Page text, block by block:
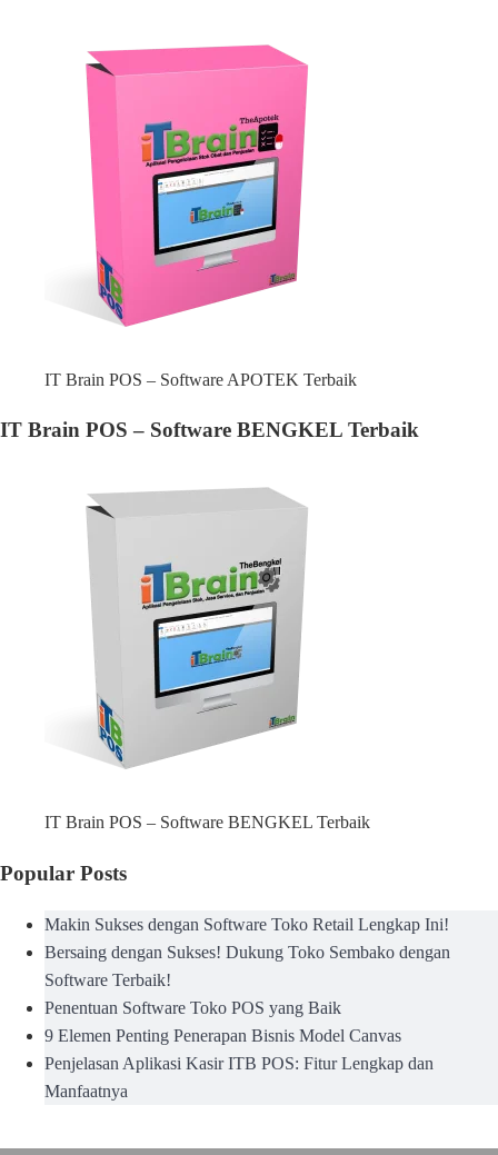
IT Brain POS – Software APOTEK Terbaik
IT Brain POS – Software BENGKEL Terbaik
IT Brain POS – Software BENGKEL Terbaik
Popular Posts
Makin Sukses dengan Software Toko Retail Lengkap Ini!
Bersaing dengan Sukses! Dukung Toko Sembako dengan
Software Terbaik!
Penentuan Software Toko POS yang Baik
9 Elemen Penting Penerapan Bisnis Model Canvas
Penjelasan Aplikasi Kasir ITB POS: Fitur Lengkap dan
Manfaatnya